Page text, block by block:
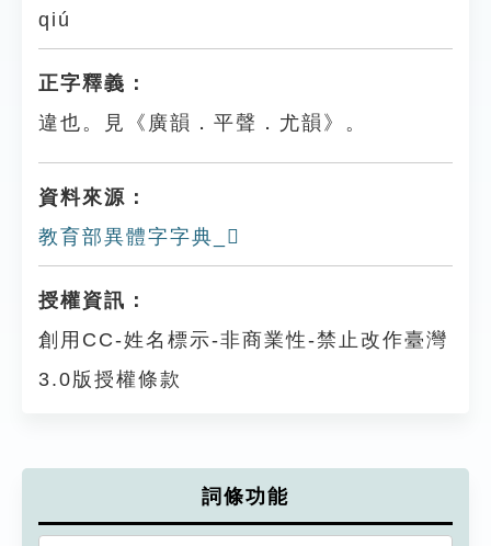
qiú
正字釋義：
違也。見《廣韻．平聲．尤韻》。
資料來源：
教育部異體字字典_𧻱
授權資訊：
創用CC-姓名標示-非商業性-禁止改作臺灣
3.0版授權條款
詞條功能